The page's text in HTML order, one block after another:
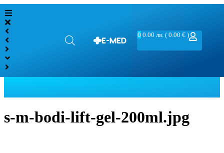
0 0.00лв. ( 0.00 € )
s-m-bodi-lift-gel-200ml.jpg